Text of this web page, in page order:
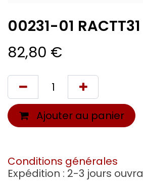
00231-01 RACTT31
82,80 €
Ajouter au panier
Conditions générales
Expédition : 2-3 jours